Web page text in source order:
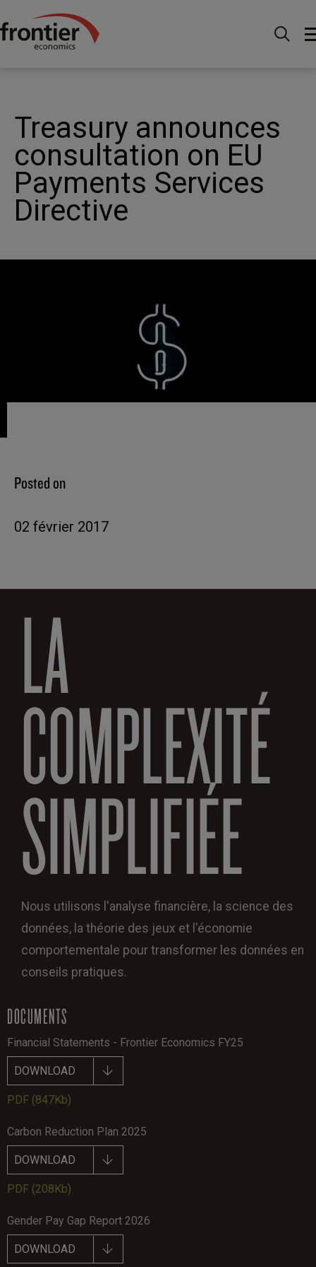
Menu Actualités et perspectives
Treasury announces consultation on EU Payments Services
Treasury announces
consultation on EU
Payments Services
Directive
Posted on
02 février 2017
LA
COMPLEXITÉ
SIMPLIFIÉE
Nous utilisons l'analyse financière, la science des
données, la théorie des jeux et l'économie
comportementale pour transformer les données en
conseils pratiques.
DOCUMENTS
Financial Statements - Frontier Economics FY25
DOWNLOAD
PDF (847Kb)
Carbon Reduction Plan 2025
DOWNLOAD
PDF (208Kb)
Gender Pay Gap Report 2026
DOWNLOAD